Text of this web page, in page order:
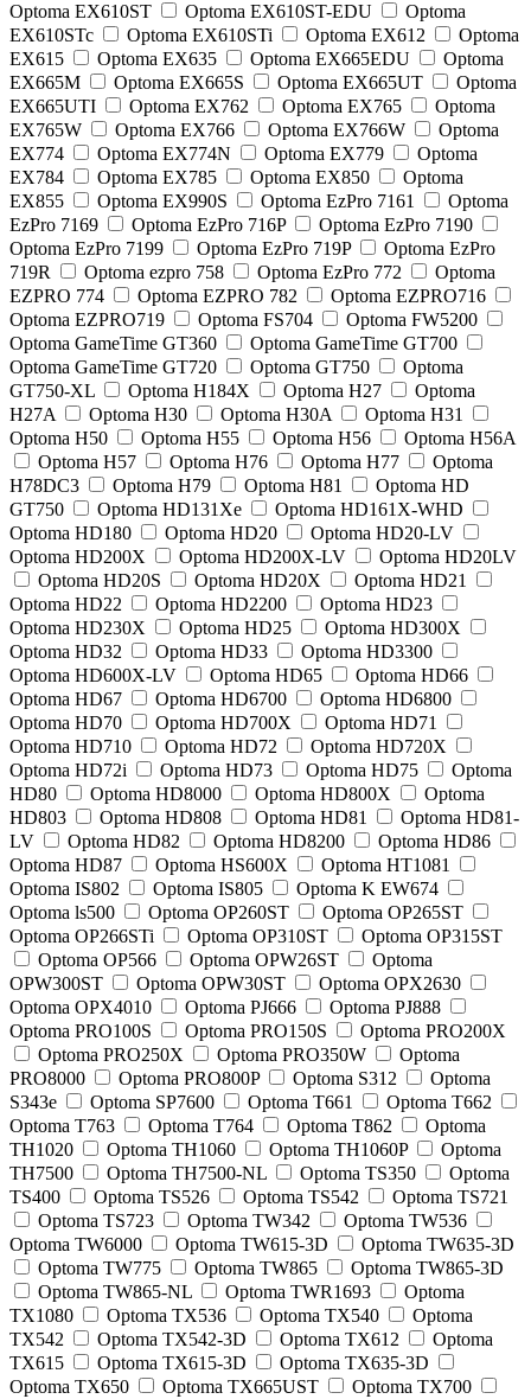
Optoma EX610ST
Optoma EX610ST-EDU
Optoma
EX610STc
Optoma EX610STi Optoma EX612
Optoma
EX615
Optoma EX635 Optoma EX665EDU
Optoma
EX665M
Optoma EX665S Optoma EX665UT
Optoma
EX665UTI
Optoma EX762 Optoma EX765
Optoma
EX765W
Optoma EX766 Optoma EX766W
Optoma
EX774
Optoma EX774N Optoma EX779
Optoma
EX784
Optoma EX785 Optoma EX850
Optoma
EX855
Optoma EX990S Optoma EzPro 7161
Optoma
EzPro 7169
Optoma EzPro 716P
Optoma EzPro 7190
Optoma EzPro 7199
Optoma EzPro 719P
Optoma EzPro
719R
Optoma ezpro 758 Optoma EzPro 772
Optoma
EZPRO 774
Optoma EZPRO 782
Optoma EZPRO716
Optoma EZPRO719
Optoma FS704
Optoma FW5200
Optoma GameTime GT360
Optoma GameTime GT700
Optoma GameTime GT720
Optoma GT750
Optoma
GT750-XL
Optoma H184X Optoma H27
Optoma
H27A
Optoma H30 Optoma H30A
Optoma H31
Optoma H50
Optoma H55 Optoma H56
Optoma H56A
Optoma H57
Optoma H76 Optoma H77
Optoma
H78DC3
Optoma H79 Optoma H81
Optoma HD
GT750
Optoma HD131Xe
Optoma HD161X-WHD
Optoma HD180
Optoma HD20
Optoma HD20-LV
Optoma HD200X
Optoma HD200X-LV
Optoma HD20LV
Optoma HD20S
Optoma HD20X
Optoma HD21
Optoma HD22
Optoma HD2200
Optoma HD23
Optoma HD230X
Optoma HD25
Optoma HD300X
Optoma HD32
Optoma HD33
Optoma HD3300
Optoma HD600X-LV
Optoma HD65
Optoma HD66
Optoma HD67
Optoma HD6700
Optoma HD6800
Optoma HD70
Optoma HD700X
Optoma HD71
Optoma HD710
Optoma HD72
Optoma HD720X
Optoma HD72i
Optoma HD73 Optoma HD75
Optoma
HD80
Optoma HD8000 Optoma HD800X
Optoma
HD803
Optoma HD808 Optoma HD81
Optoma HD81-
LV
Optoma HD82 Optoma HD8200
Optoma HD86
Optoma HD87
Optoma HS600X
Optoma HT1081
Optoma IS802
Optoma IS805
Optoma K EW674
Optoma ls500
Optoma OP260ST
Optoma OP265ST
Optoma OP266STi
Optoma OP310ST
Optoma OP315ST
Optoma OP566
Optoma OPW26ST
Optoma
OPW300ST
Optoma OPW30ST
Optoma OPX2630
Optoma OPX4010
Optoma PJ666
Optoma PJ888
Optoma PRO100S
Optoma PRO150S
Optoma PRO200X
Optoma PRO250X
Optoma PRO350W
Optoma
PRO8000
Optoma PRO800P Optoma S312
Optoma
S343e
Optoma SP7600 Optoma T661
Optoma T662
Optoma T763
Optoma T764 Optoma T862
Optoma
TH1020
Optoma TH1060 Optoma TH1060P
Optoma
TH7500
Optoma TH7500-NL Optoma TS350
Optoma
TS400
Optoma TS526 Optoma TS542
Optoma TS721
Optoma TS723
Optoma TW342
Optoma TW536
Optoma TW6000
Optoma TW615-3D
Optoma TW635-3D
Optoma TW775
Optoma TW865
Optoma TW865-3D
Optoma TW865-NL
Optoma TWR1693
Optoma
TX1080
Optoma TX536 Optoma TX540
Optoma
TX542
Optoma TX542-3D Optoma TX612
Optoma
TX615
Optoma TX615-3D
Optoma TX635-3D
Optoma TX650
Optoma TX665UST
Optoma TX700